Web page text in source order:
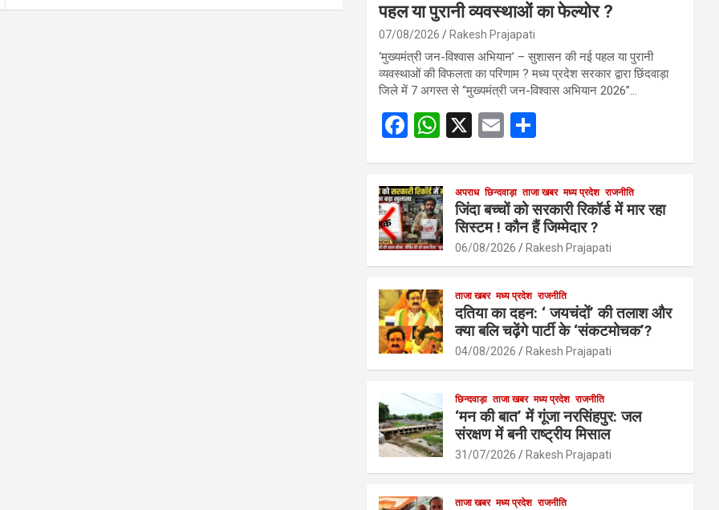
पहल या पुरानी व्यवस्थाओं का फेल्योर ?
07/08/2026 Rakesh Prajapati
‘मुख्यमंत्री जन-विश्वास अभियान’ – सुशासन की नई पहल या पुरानी
व्यवस्थाओं की विफलता का परिणाम ? मध्य प्रदेश सरकार द्वारा छिंदवाड़ा
जिले में 7 अगस्त से “मुख्यमंत्री जन-विश्वास अभियान 2026”…
F
b
o
o
W
s
A
p
X
E
e
अपराध छिन्दवाड़ा ताजा खबर मध्य प्रदेश राजनीति
जिंदा बच्चों को सरकारी रिकॉर्ड में मार रहा
सिस्टम ! कौन हैं जिम्मेदार ?
06/08/2026 Rakesh Prajapati
ताजा खबर मध्य प्रदेश राजनीति
दतिया का दहन: ‘ जयचंदों’ की तलाश और
क्या बलि चढ़ेंगे पार्टी के ‘संकटमोचक’?
04/08/2026 Rakesh Prajapati
छिन्दवाड़ा ताजा खबर मध्य प्रदेश राजनीति
‘मन की बात’ में गूंजा नरसिंहपुर: जल
संरक्षण में बनी राष्ट्रीय मिसाल
31/07/2026 Rakesh Prajapati
ताजा खबर मध्य प्रदेश राजनीति